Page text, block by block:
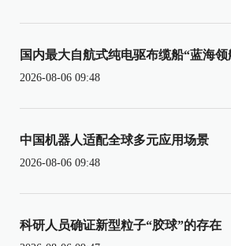
国内最大自航式纯电驱布缆船“蓝海领
2026-08-06 09:48
中国机器人适配全球多元应用场景
2026-08-06 09:48
科研人员确证新型粒子“胶球”的存在